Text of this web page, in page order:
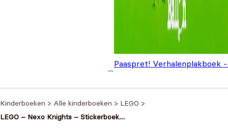
Paaspret! Verhalenplakboek
Kinderboeken > Alle kinderboeken > LEGO >
LEGO – Nexo Knights – Stickerboek